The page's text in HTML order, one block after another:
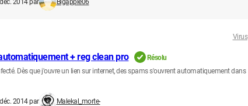
2014 par Bigapple06
Virus
+ reg clean pro
Résolu
Dès que j'ouvre un lien sur internet, des spams s'ouvrent automatiquement dans
2014 par Malekal_morte-